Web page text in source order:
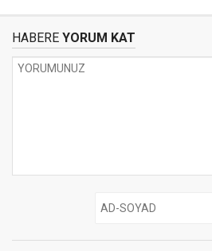
HABERE YORUM KAT